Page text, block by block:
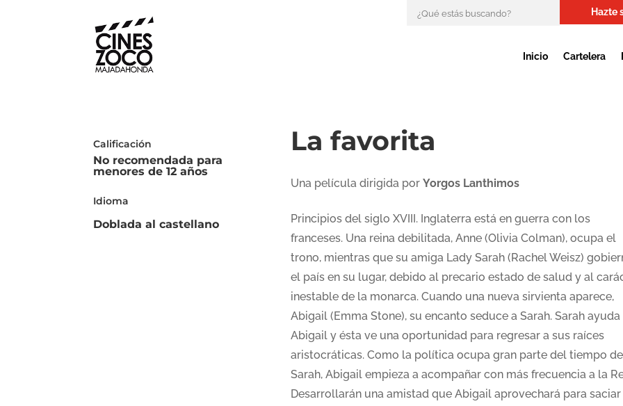
Hazte
Inicio Cartelera
Calificación
No recomendada para
menores de 12 años
Idioma
Doblada al castellano
La favorita
Una película dirigida por Yorgos Lanthimos
Principios del siglo XVIII. Inglaterra está en guerra con los
franceses. Una reina debilitada, Anne (Olivia Colman), ocupa el
trono, mientras que su amiga Lady Sarah (Rachel Weisz)
el país en su lugar, debido al precario estado de salud y al
inestable de la monarca. Cuando una nueva sirvienta aparece,
Abigail (Emma Stone), su encanto seduce a Sarah. Sarah ayuda
Abigail y ésta ve una oportunidad para regresar a sus raíces
aristocráticas. Como la política ocupa gran parte del tiempo de
Sarah, Abigail empieza a acompañar con más frecuencia a la
Desarrollarán una amistad que Abigail aprovechará para saciar